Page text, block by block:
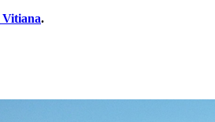
Vitiana.